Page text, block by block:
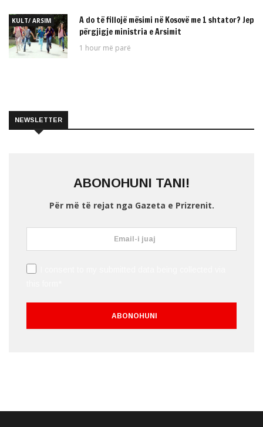
KULT/ ARSIM
A do të fillojë mësimi në Kosovë me 1 shtator? Jep
përgjigje ministria e Arsimit
1 hour më parë
NEWSLETTER
ABONOHUNI TANI!
Për më të rejat nga Gazeta e Prizrenit.